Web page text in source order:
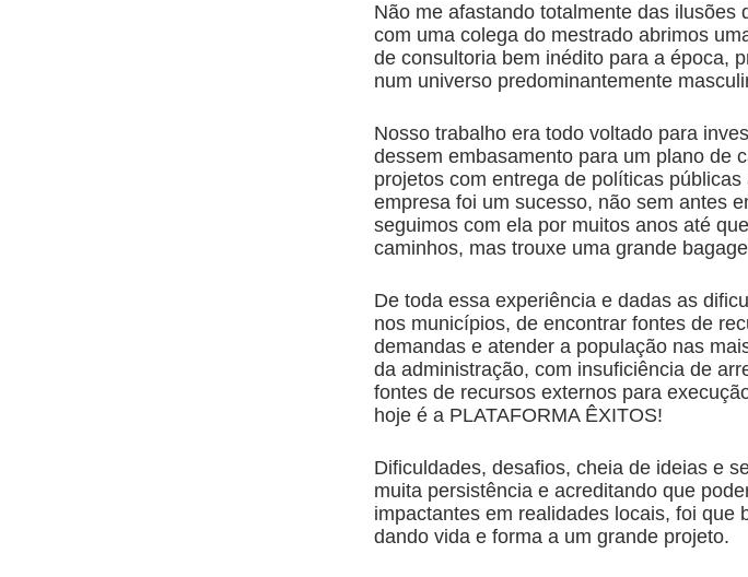
Não me afastando totalmente das
com uma colega do mestrado abrimos
de consultoria bem inédito para a época,
num universo predominantemente
Nosso trabalho era todo voltado para
dessem embasamento para um plano de
projetos com entrega de políticas
empresa foi um sucesso, não sem antes
seguimos com ela por muitos anos até
caminhos, mas trouxe uma grande
De toda essa experiência e dadas as
nos municípios, de encontrar fontes de
demandas e atender a população nas
da administração, com insuficiência de
fontes de recursos externos para
hoje é a PLATAFORMA ÊXITOS!
Dificuldades, desafios, cheia de ideias e
muita persistência e acreditando que
impactantes em realidades locais, foi que
dando vida e forma a um grande projeto.